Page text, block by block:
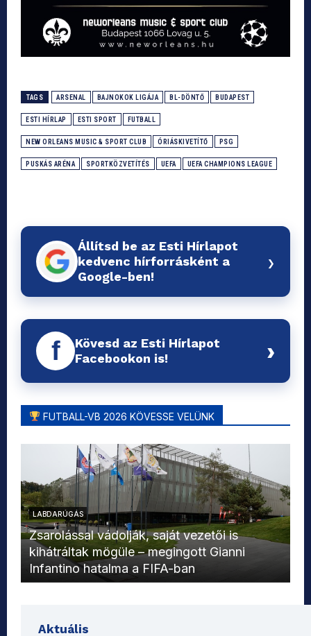
TAGS ARSENAL BAJNOKOK LIGÁJA BL-DÖNTŐ BUDAPEST
ESTI HÍRLAP ESTI SPORT FUTBALL
NEW ORLEANS MUSIC & SPORT CLUB ÓRIÁSKIVETÍTŐ PSG
PUSKÁS ARÉNA SPORTKÖZVETÍTÉS UEFA UEFA CHAMPIONS LEAGUE
Állítsd be az Esti Hírlapot
kedvenc hírforrásként a
Google-ben!
›
f
Kövesd az Esti Hírlapot
Facebookon is!
›
FUTBALL-VB 2026 KÖVESSE VELÜNK
LABDARÚGÁS
Zsarolással vádolják, saját vezetői is
kihátráltak mögüle – megingott Gianni
Infantino hatalma a FIFA-ban
Aktuális